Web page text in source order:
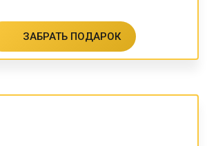
ЗАБРАТЬ ПОДАРОК